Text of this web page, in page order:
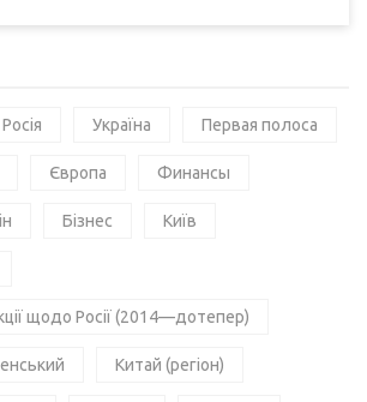
Росія Україна Первая полоса
Європа Финансы
Бізнес Київ
щодо Росії (2014—дотепер)
Китай (регіон)